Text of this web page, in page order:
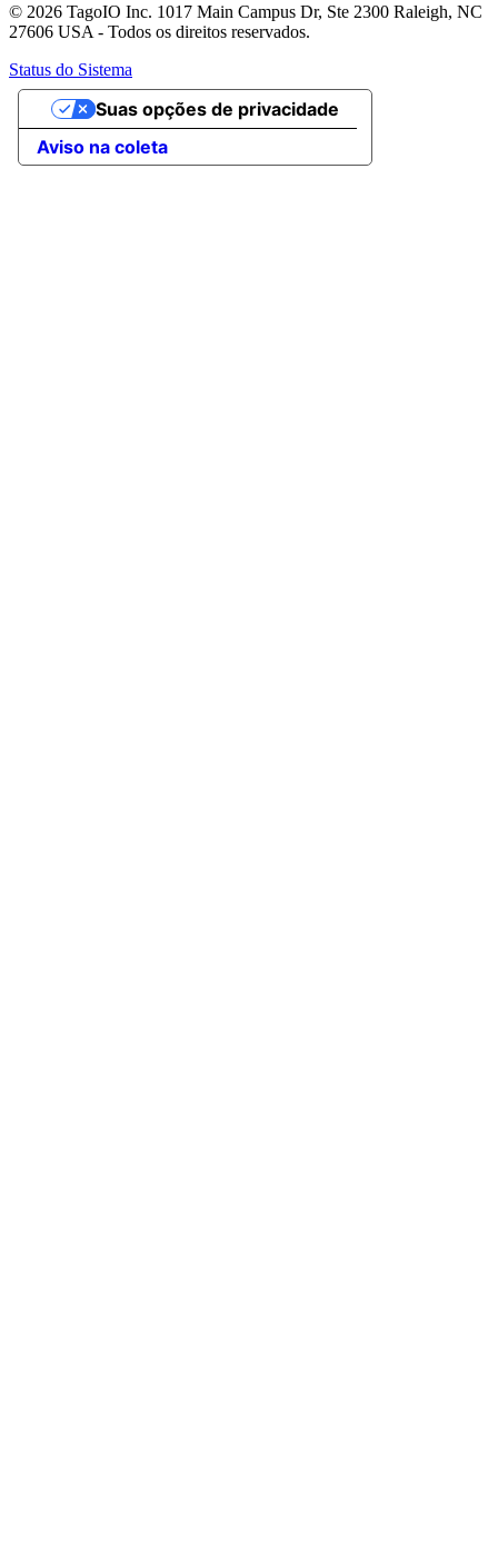
© 2026 TagoIO Inc. 1017 Main Campus Dr, Ste 2300 Raleigh, NC
27606 USA - Todos os direitos reservados.
Status do Sistema
Aviso na coleta
Suas opções de privacidade